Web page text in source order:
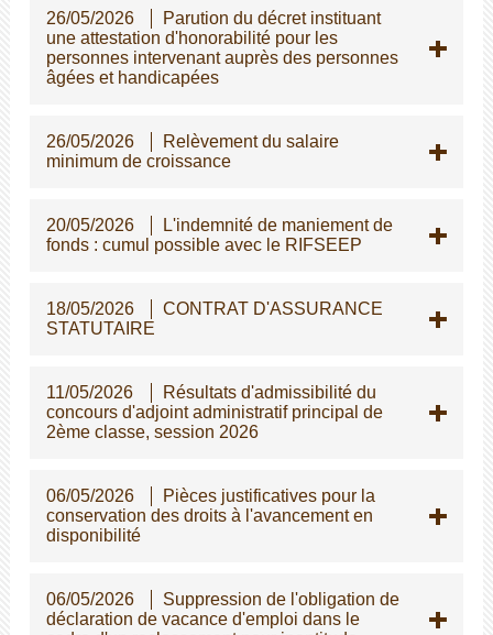
26/05/2026
Parution du décret instituant
une attestation d'honorabilité pour les
personnes intervenant auprès des personnes
gées et handicapées
26/05/2026
Relèvement du salaire
minimum de croissance
20/05/2026
L'indemnité de maniement de
fonds : cumul possible avec le RIFSEEP
18/05/2026
CONTRAT D'ASSURANCE
STATUTAIRE
11/05/2026
Résultats d'admissibilité du
concours d'adjoint administratif principal de
2ème classe, session 2026
06/05/2026
Pièces justificatives pour la
conservation des droits à l'avancement en
disponibilité
06/05/2026
Suppression de l'obligation de
déclaration de vacance d'emploi dans le